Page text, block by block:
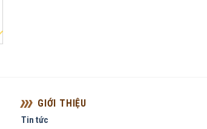
GIỚI THIỆU
Tin tức